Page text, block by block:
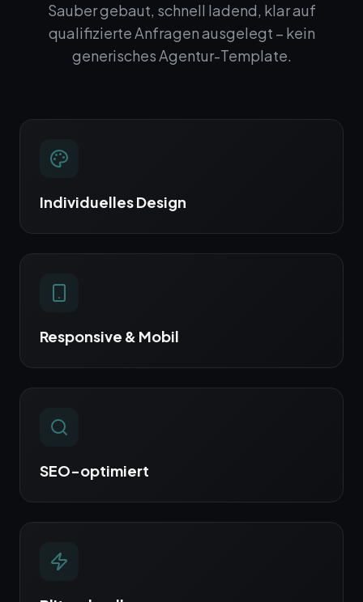
Sauber gebaut, schnell ladend, klar auf
qualifizierte Anfragen ausgelegt – kein
generisches Agentur-Template.
Individuelles Design
Responsive & Mobil
SEO-optimiert